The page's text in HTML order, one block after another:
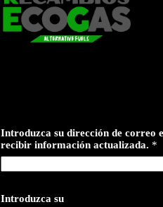
Introduzca su dirección de correo
recibir información actualizada. *
Introduzca su